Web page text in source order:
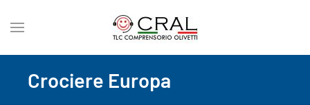
Crociere Europa